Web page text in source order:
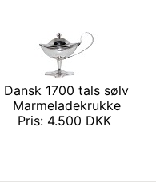
Dansk 1700 tals sølv
Marmeladekrukke
Pris: 4.500 DKK